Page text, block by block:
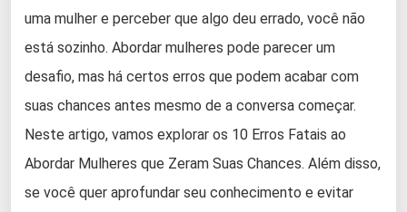
uma mulher e perceber que algo deu errado, você não
está sozinho. Abordar mulheres pode parecer um
desafio, mas há certos erros que podem acabar com
suas chances antes mesmo de a conversa começar.
Neste artigo, vamos explorar os 10 Erros Fatais ao
Abordar Mulheres que Zeram Suas Chances. Além disso,
se você quer aprofundar seu conhecimento e evitar